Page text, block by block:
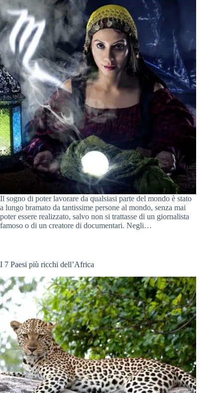
Il sogno di poter lavorare da qualsiasi parte del mondo è stato
a lungo bramato da tantissime persone al mondo, senza mai
poter essere realizzato, salvo non si trattasse di un giornalista
famoso o di un creatore di documentari. Negli…
I 7 Paesi più ricchi dell’Africa